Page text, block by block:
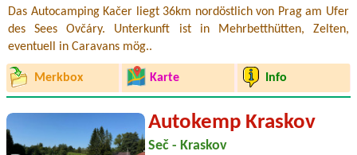
Das Autocamping Kačer liegt 36km nordöstlich von Prag am Ufer
des Sees Ovčáry. Unterkunft ist in Mehrbetthütten, Zelten,
eventuell in Caravans mög..
Merkbox Karte Info
Autokemp Kraskov
Seč - Kraskov